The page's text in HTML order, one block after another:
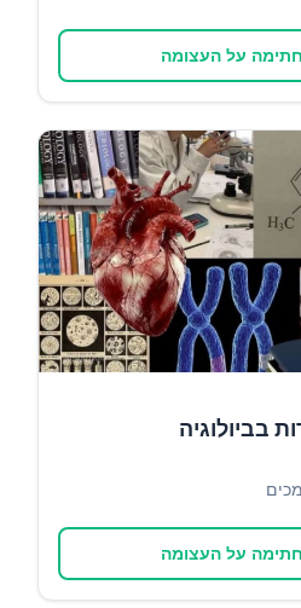
חתימה על העצומה
בביולוגיה
חתימה על העצומה